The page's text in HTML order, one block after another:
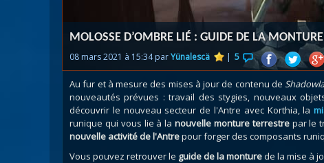
Visions
MOLOSSE D’OMBRE LIÉ : GUIDE DE LA MONTURE
08 mars 2021 à 15:34 parYünalescä | 5
Au fur et à mesure des mises à jour de contenu de
nouveautés prévues : travail des stygies, nouveaux
découvrir le nouveau secteur de l'Antre avec Korthia, la
runique qui vous lie à la nouvelle monture terrestrepar le
nouvelle activité de l'Antrepour forger des composants
Vous pouvez retrouver le guide de la monturede la mise à